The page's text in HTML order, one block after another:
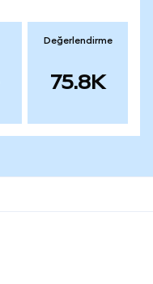
Değerlendirme
75.8K